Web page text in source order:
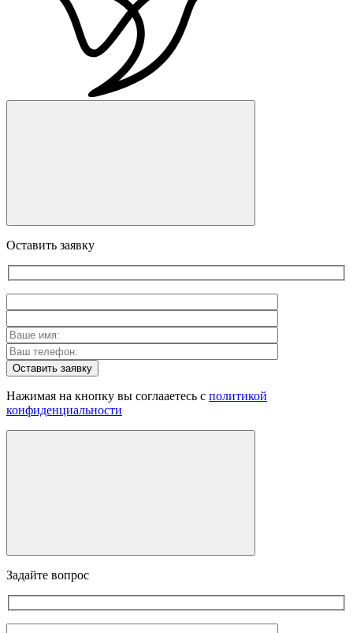
Оставить заявку
Оставить заявку
Нажимая на кнопку вы соглааетесь с политикой
конфиденциальности
Задайте вопрос